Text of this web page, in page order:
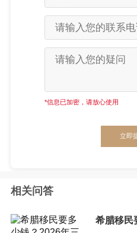
*信息已加密，请放心使用
立即
相关问答